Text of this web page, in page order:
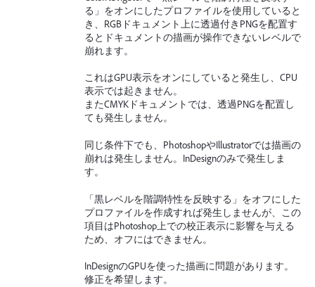
る」をオンにしたプロファイルを使用していると
き、RGBドキュメント上に透過付きPNGを配置す
るとドキュメントの描画が操作できないレベルで
崩れます。
これはGPU表示をオンにしていると発生し、CPU
表示では起きません。
またCMYKドキュメントでは、透過PNGを配置し
ても発生しません。
同じ条件下でも、PhotoshopやIllustratorでは描画の
崩れは発生しません。InDesignのみで発生しま
す。
「黒レベルを階調特性を反映する」をオフにした
プロファイルを作成すれば発生しませんが、この
項目はPhotoshop上での校正表示に影響を与える
ため、オフにはできません。
InDesignのGPUを使った描画に問題があります。
修正を希望します。